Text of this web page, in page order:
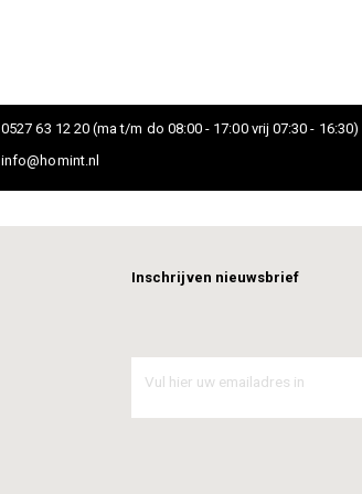
0527 63 12 20 (ma t/m do 08:00 - 17:00 vrij 07:30 - 16:30)
info@homint.nl
Inschrijven nieuwsbrief